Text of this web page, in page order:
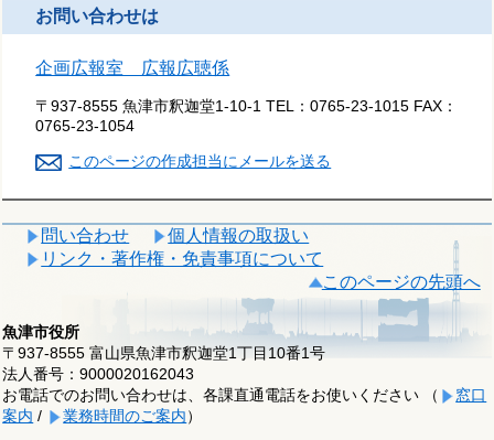
お問い合わせは
企画広報室 広報広聴係
〒937-8555 魚津市釈迦堂1-10-1 TEL：0765-23-1015 FAX：
0765-23-1054
このページの作成担当にメールを送る
問い合わせ
個人情報の取扱い
リンク・著作権・免責事項について
このページの先頭へ
魚津市役所
〒937-8555 富山県魚津市釈迦堂1丁目10番1号
法人番号：9000020162043
お電話でのお問い合わせは、各課直通電話をお使いください （
窓口
案内 / 業務時間のご案内）